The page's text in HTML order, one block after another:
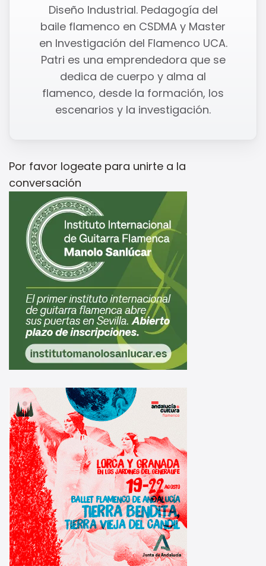
Diseño Industrial. Pedagogía del
baile flamenco en CSDMA y Master
en Investigación del Flamenco UCA.
Patri es una emprendedora que se
dedica de cuerpo y alma al
flamenco, desde la formación, los
escenarios y la investigación.
Por favor logeate para unirte a la
conversación